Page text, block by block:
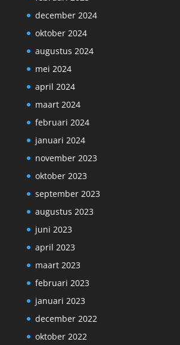
december 2024
oktober 2024
augustus 2024
mei 2024
april 2024
maart 2024
februari 2024
januari 2024
november 2023
oktober 2023
september 2023
augustus 2023
juni 2023
april 2023
maart 2023
februari 2023
januari 2023
december 2022
oktober 2022